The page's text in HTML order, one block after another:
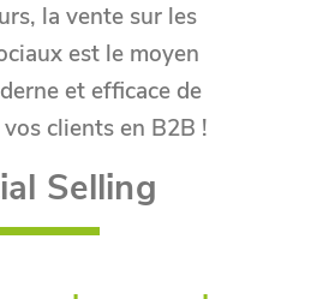
la vente sur les
est le moyen
et efficace de
clients en B2B !
Selling